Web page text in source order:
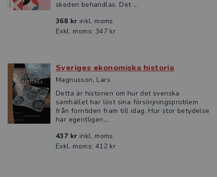
skeden behandlas. Det ...
368 kr inkl. moms
Exkl. moms: 347 kr
Sveriges ekonomiska historia
Magnusson, Lars
Detta är historien om hur det svenska
samhället har löst sina försörjningsproblem
från forntiden fram till idag. Hur stor betydelse
har egentligen...
437 kr inkl. moms
Exkl. moms: 412 kr